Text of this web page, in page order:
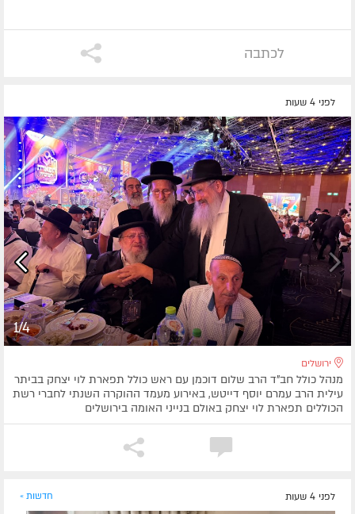
לכתבה
לפני 4 שעות
1/4
ירושלים
מנהל כולל חב"ד הרב שלום דוכמן עם ראש כולל תפארת לוי יצחק בביתר
עילית הרב עמרם יוסף דייטש, באירוע מעמד ההוקרה השנתי לחברי רשת
הכוללים תפארת לוי יצחק באולם בנייני האומה בירושלים
לפני 4 שעות חדשות »